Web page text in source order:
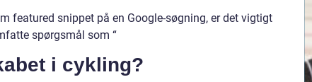
featured snippet på en Google-søgning, er det vigtigt
spørgsmål som “
i cykling?